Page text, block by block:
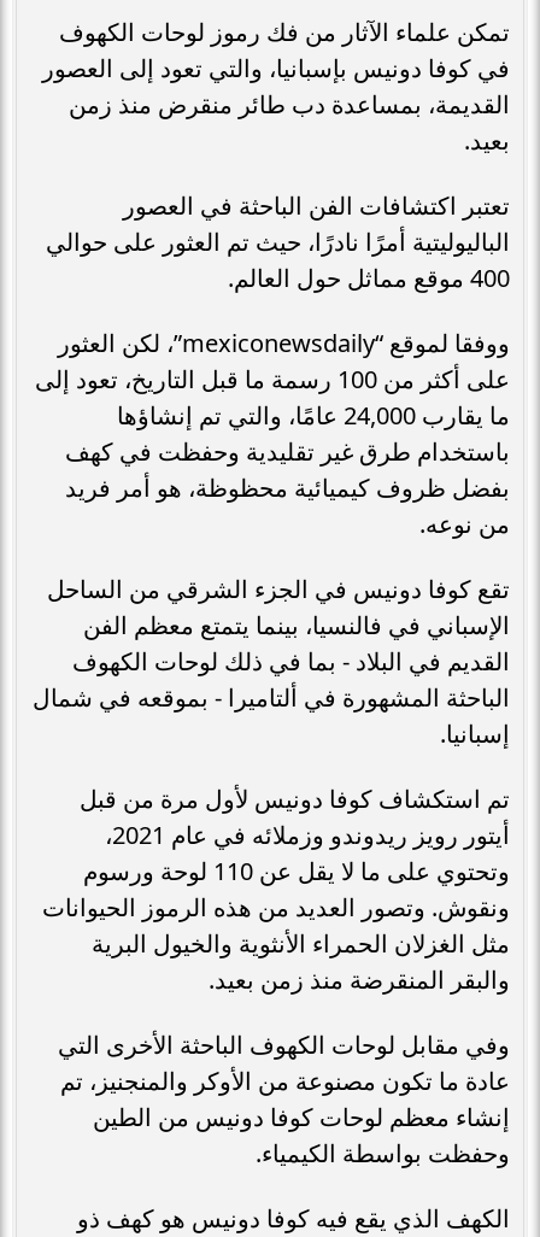
تمكن علماء الآثار من فك رموز لوحات الكهوف
في كوفا دونيس بإسبانيا، والتي تعود إلى العصور
القديمة، بمساعدة دب طائر منقرض منذ زمن
بعيد.
تعتبر اكتشافات الفن الباحثة في العصور
الباليوليتية أمرًا نادرًا، حيث تم العثور على حوالي
400 موقع مماثل حول العالم.
ووفقا لموقع “mexiconewsdaily”، لكن العثور
على أكثر من 100 رسمة ما قبل التاريخ، تعود إلى
ما يقارب 24,000 عامًا، والتي تم إنشاؤها
باستخدام طرق غير تقليدية وحفظت في كهف
بفضل ظروف كيميائية محظوظة، هو أمر فريد
من نوعه.
تقع كوفا دونيس في الجزء الشرقي من الساحل
الإسباني في فالنسيا، بينما يتمتع معظم الفن
القديم في البلاد - بما في ذلك لوحات الكهوف
الباحثة المشهورة في ألتاميرا - بموقعه في شمال
إسبانيا.
تم استكشاف كوفا دونيس لأول مرة من قبل
أيتور رويز ريدوندو وزملائه في عام 2021،
وتحتوي على ما لا يقل عن 110 لوحة ورسوم
ونقوش. وتصور العديد من هذه الرموز الحيوانات
مثل الغزلان الحمراء الأنثوية والخيول البرية
والبقر المنقرضة منذ زمن بعيد.
وفي مقابل لوحات الكهوف الباحثة الأخرى التي
عادة ما تكون مصنوعة من الأوكر والمنجنيز، تم
إنشاء معظم لوحات كوفا دونيس من الطين
وحفظت بواسطة الكيمياء.
الكهف الذي يقع فيه كوفا دونيس هو كهف ذو